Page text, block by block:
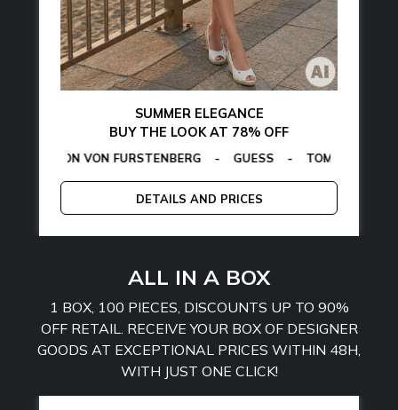
- MANGANO
SUMMER ELEGANCE
BUY THE LOOK AT 78% OFF
VON FURSTENBERG - GUESS TOMMY HILFIGER
DETAILS AND PRICES
ALL IN A BOX
1 BOX, 100 PIECES, DISCOUNTS UP TO 90%
OFF RETAIL. RECEIVE YOUR BOX OF DESIGNER
GOODS AT EXCEPTIONAL PRICES WITHIN 48H,
WITH JUST ONE CLICK!